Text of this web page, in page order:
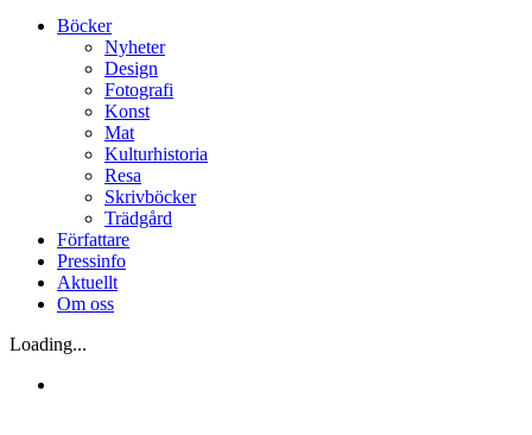
Böcker
Nyheter
Design
Fotografi
Konst
Mat
Kulturhistoria
Resa
Skrivböcker
Trädgård
Författare
Pressinfo
Aktuellt
Om oss
Loading...